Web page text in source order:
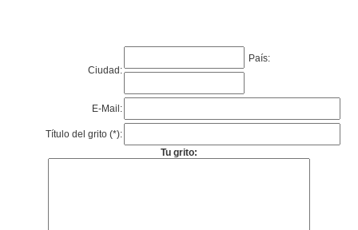
Ciudad:
País:
E-Mail:
Título del grito (*):
Tu grito: